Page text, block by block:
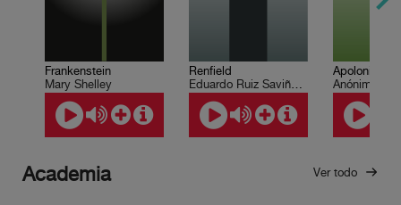
Frankenstein
Mary Shelley
Renfield
Eduardo Ruiz Saviñón, Roberto Coria
Anónimo
Academia Ver todo